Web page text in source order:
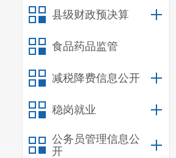
县级财政预决算
食品药品监管
减税降费信息公开
稳岗就业
公务员管理信息公
开